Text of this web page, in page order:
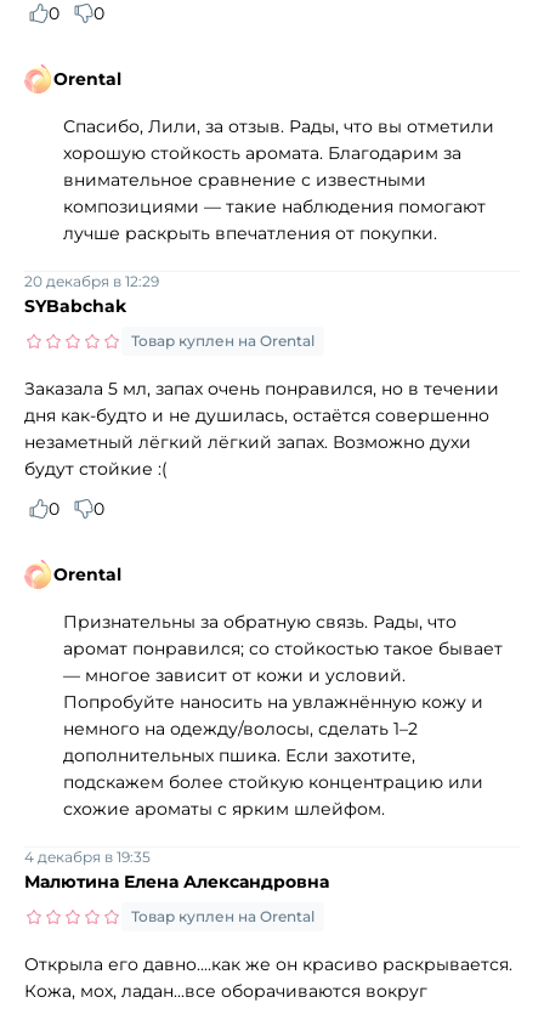
0
0
Orental
Спасибо, Лили, за отзыв. Рады, что вы отметили
хорошую стойкость аромата. Благодарим за
внимательное сравнение с известными
композициями — такие наблюдения помогают
лучше раскрыть впечатления от покупки.
SYBabchak
20 декабря в 12:29
Товар куплен на Orental
Заказала 5 мл, запах очень понравился, но в течении
дня как-будто и не душилась, остаётся совершенно
незаметный лёгкий лёгкий запах. Возможно духи
будут стойкие :(
0
0
Orental
Признательны за обратную связь. Рады, что
аромат понравился; со стойкостью такое бывает
— многое зависит от кожи и условий.
Попробуйте наносить на увлажнённую кожу и
немного на одежду/волосы, сделать 1–2
дополнительных пшика. Если захотите,
подскажем более стойкую концентрацию или
схожие ароматы с ярким шлейфом.
Малютина Елена Александровна
4 декабря в 19:35
Товар куплен на Orental
Открыла его давно....как же он красиво раскрывается.
Кожа, мох, ладан...все оборачиваются вокруг